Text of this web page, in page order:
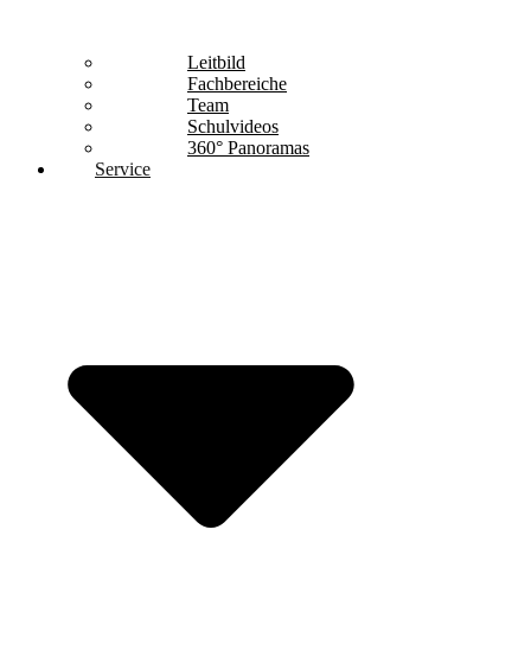
Leitbild
Fachbereiche
Team
Schulvideos
360° Panoramas
Service